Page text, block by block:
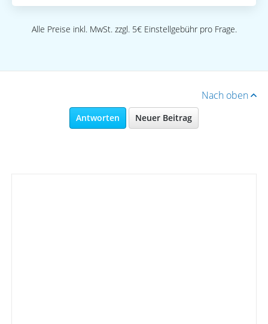
Alle Preise inkl. MwSt. zzgl. 5€ Einstellgebühr pro Frage.
Nach oben
Antworten Neuer Beitrag